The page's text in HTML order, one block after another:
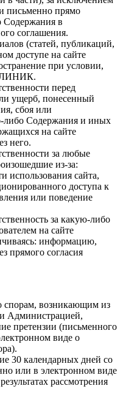
письменно прямо
Содержания в
соглашения.
(статей, публикаций,
доступе на сайте
при условии,
перед
ущерб, понесенный
сбоя или
либо Содержания и иных
на сайте
него.
за любые
из-за:
использования сайта,
доступа к
или поведение
за какую-либо
на сайте
информацию,
прямого согласия
спорам, возникающим из
Администрацией,
претензии (письменного
виде о
30 календарных дней со
или в электронном виде
рассмотрения